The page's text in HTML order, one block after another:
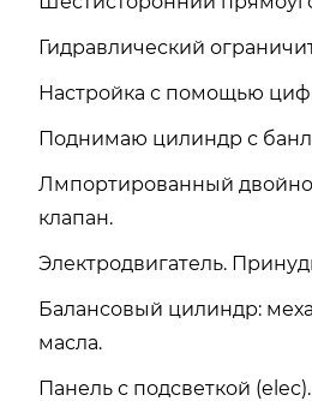
Гидравлический
Настройка с помощью
Поднимаю цилиндр с
Лмпортированный
клапан.
Электродвигатель.
Балансовый цилиндр:
масла.
Панель с подсветкой